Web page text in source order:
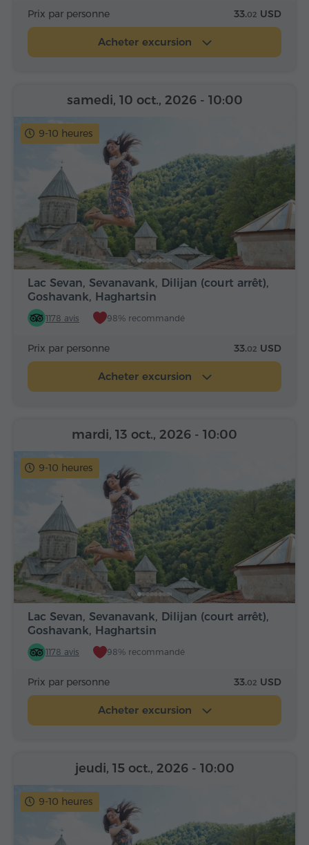
Prix par personne 33.02 USD
Acheter excursion
9-10 heures
Lac Sevan, Sevanavank, Dilijan (court arrêt),
Goshavank, Haghartsin
1178 avis 98% recommandé
samedi, 10 oct., 2026 - 10:00
Prix par personne 33.02 USD
Acheter excursion
9-10 heures
Lac Sevan, Sevanavank, Dilijan (court arrêt),
Goshavank, Haghartsin
1178 avis 98% recommandé
mardi, 13 oct., 2026 - 10:00
Prix par personne 33.02 USD
Acheter excursion
9-10 heures
jeudi, 15 oct., 2026 - 10:00